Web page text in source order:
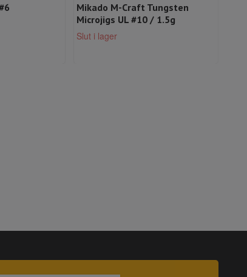
Mikado M-Craft Tungsten
Microjigs UL #10 / 1.5g
Slut i lager